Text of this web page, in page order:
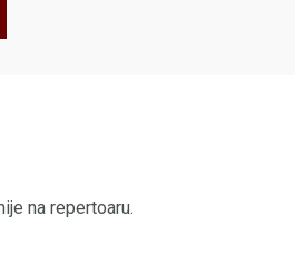
na repertoaru.